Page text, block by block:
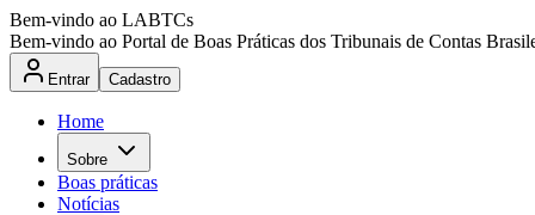
Bem-vindo ao LABTCs
Bem-vindo ao Portal de Boas Práticas dos Tribunais de Contas
Entrar Cadastro
Home
Sobre
Boas práticas
Notícias